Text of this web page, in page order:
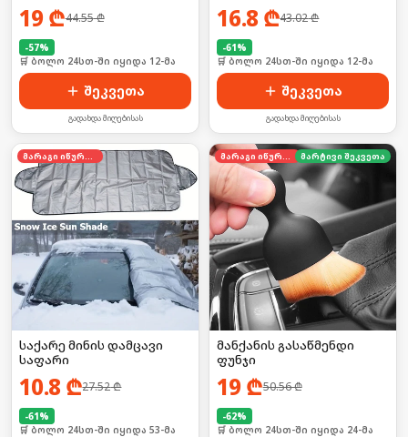
19 ₾44.55₾
-57%
🛒 ბოლო 24სთ-ში იყიდა 12-მა
შეკვეთა
გადახდა მიღებისას
16.8 ₾43.02₾
-61%
🛒 ბოლო 24სთ-ში იყიდა 12-მა
შეკვეთა
გადახდა მიღებისას
მარაგი იწურება
საქარე მინის დამცავი
საფარი
10.8 ₾27.52₾
-61%
🛒 ბოლო 24სთ-ში იყიდა 53-მა
მარაგი იწურება მარტივი შეკვეთა
მანქანის გასაწმენდი
ფუნჯი
19 ₾50.56₾
-62%
🛒 ბოლო 24სთ-ში იყიდა 24-მა